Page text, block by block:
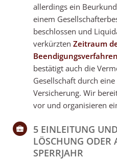
allerdings ein
einem
beschlossen und
verkürzten Zeitraum
bestätigt auch die
Gesellschaft durch
Versicherung. Wir
vor und organisieren
5 EINLEITUNG
LÖSCHUNG ODER
SPERRJAHR